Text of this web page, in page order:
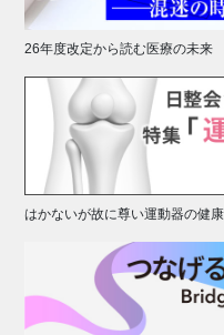
26年度改定から読む医療の未来
はかないが故に尊い運動器の健